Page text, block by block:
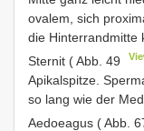
ovalem, sich
die Hinterrandmitte
Sternit ( Abb. 49
Apikalspitze.
so lang wie der
Aedoeagus ( Abb.